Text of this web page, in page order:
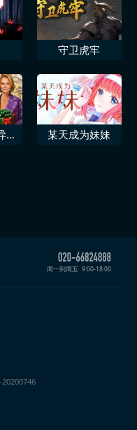
守卫虎牢
果
某天成为妹妹
周一到周五 9:00-18:00